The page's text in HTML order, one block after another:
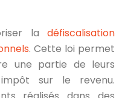
la défiscalisation
. Cette loi permet
une partie de leurs
sur le revenu.